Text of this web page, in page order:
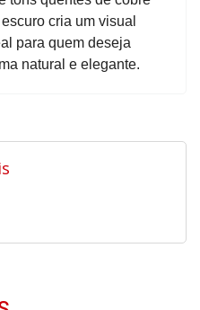
cria um visual
para quem deseja
natural e elegante.